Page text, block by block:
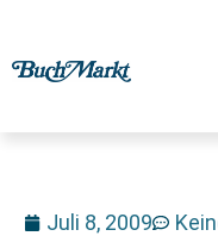
Juli 8, 2009